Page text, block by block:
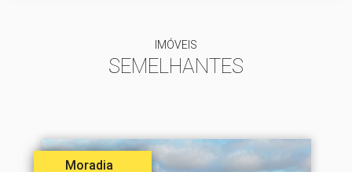
IMÓVEIS
SEMELHANTES
Moradia